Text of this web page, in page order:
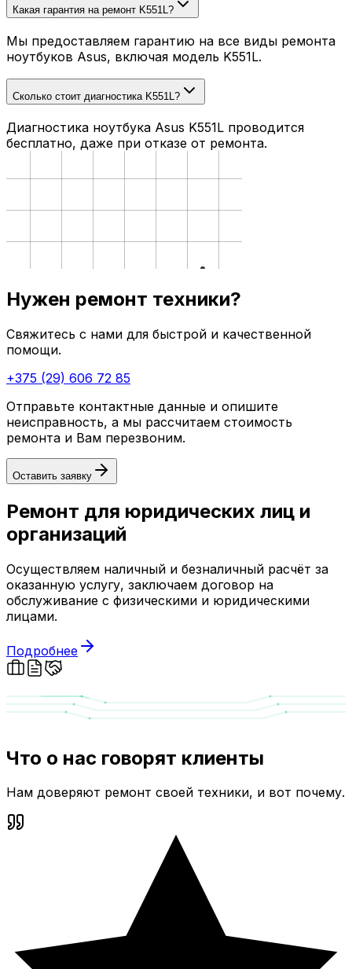
Какая гарантия на ремонт K551L?
Мы предоставляем гарантию на все виды ремонта
ноутбуков Asus, включая модель K551L.
Сколько стоит диагностика K551L?
Диагностика ноутбука Asus K551L проводится
бесплатно, даже при отказе от ремонта.
Нужен ремонт техники?
Свяжитесь с нами для быстрой и качественной
помощи.
+375 (29) 606 72 85
Отправьте контактные данные и опишите
неисправность, а мы рассчитаем стоимость
ремонта и Вам перезвоним.
Оставить заявку
Ремонт для юридических лиц и
организаций
Осуществляем наличный и безналичный расчёт за
оказанную услугу, заключаем договор на
обслуживание с физическими и юридическими
лицами.
Подробнее
Что о нас говорят клиенты
Нам доверяют ремонт своей техники, и вот почему.